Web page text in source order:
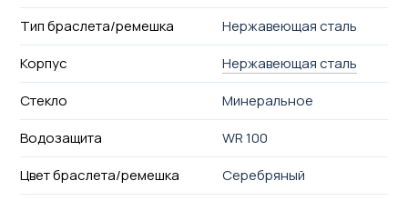
Тип браслета/ремешка
Нержавеющая сталь
Корпус
Нержавеющая сталь
Стекло
Минеральное
Водозащита
WR 100
Цвет браслета/ремешка
Серебряный